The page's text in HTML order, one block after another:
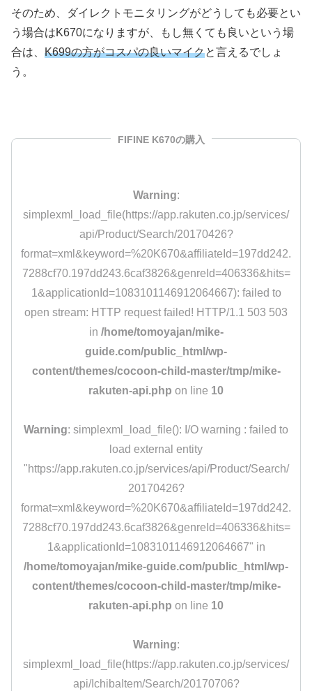
そのため、ダイレクトモニタリングがどうしても必要とい
う場合はK670になりますが、もし無くても良いという場
合は、 K699の方がコスパの良いマイクと言えるでしょ
う。
FIFINE K670の購入
Warning:
simplexml_load_file(https://app.rakuten.co.jp/services/
api/Product/Search/20170426?
format=xml&keyword=%20K670&affiliateId=197dd242.
7288cf70.197dd243.6caf3826&genreId=406336&hits=
1&applicationId=1083101146912064667): failed to
open stream: HTTP request failed! HTTP/1.1 503 503
in /home/tomoyajan/mike-
guide.com/public_html/wp-
content/themes/cocoon-child-master/tmp/mike-
rakuten-api.php on line 10
Warning: simplexml_load_file(): I/O warning : failed to
load external entity
"https://app.rakuten.co.jp/services/api/Product/Search/
20170426?
format=xml&keyword=%20K670&affiliateId=197dd242.
7288cf70.197dd243.6caf3826&genreId=406336&hits=
1&applicationId=1083101146912064667" in
/home/tomoyajan/mike-guide.com/public_html/wp-
content/themes/cocoon-child-master/tmp/mike-
rakuten-api.php on line 10
Warning:
simplexml_load_file(https://app.rakuten.co.jp/services/
api/IchibaItem/Search/20170706?